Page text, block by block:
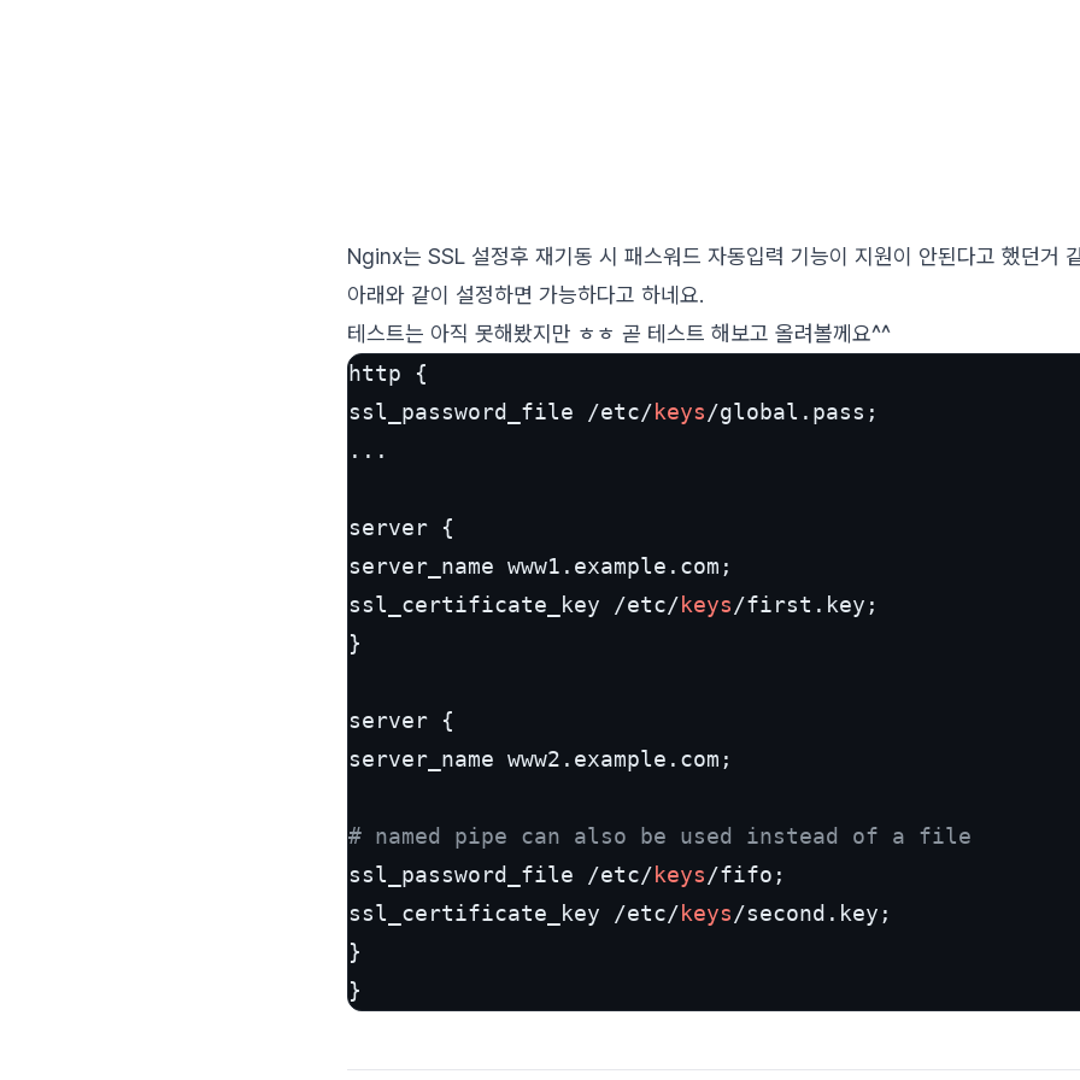
Nginx는 SSL 설정후 재기동 시 패스워드 자동입력 기능이 지원이 안된다고 했던거
아래와 같이 설정하면 가능하다고 하네요.
테스트는 아직 못해봤지만 ㅎㅎ 곧 테스트 해보고 올려볼께요^^
http {
ssl_password_file /etc/keys/global.pass;
...
server {
server_name www1.example.com;
ssl_certificate_key /etc/keys/first.key;
}
server {
server_name www2.example.com;
# named pipe can also be used instead of a file
ssl_password_file /etc/keys/fifo;
ssl_certificate_key /etc/keys/second.key;
}
}